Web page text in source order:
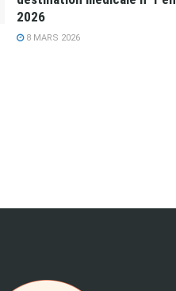
2026
8 MARS 2026